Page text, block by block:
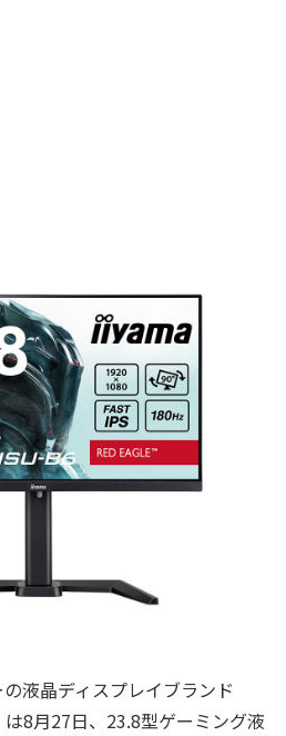
液晶ディスプレイブランド
は8月27日、23.8型ゲーミング液